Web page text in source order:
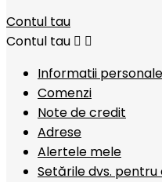
Contul tau
Contul tau  
Informatii personale
Comenzi
Note de credit
Adrese
Alertele mele
Setările dvs.